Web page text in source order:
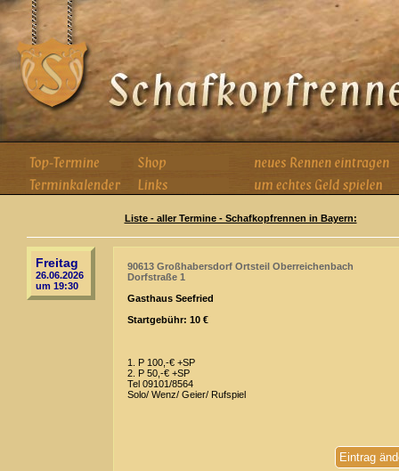
Liste - aller Termine - Schafkopfrennen in Bayern:
Freitag
26.06.2026
um 19:30
90613 Großhabersdorf Ortsteil Oberreichenbach
Dorfstraße 1
Gasthaus Seefried
Startgebühr: 10 €
1. P 100,-€ +SP
2. P 50,-€ +SP
Tel 09101/8564
Solo/ Wenz/ Geier/ Rufspiel
Eintrag